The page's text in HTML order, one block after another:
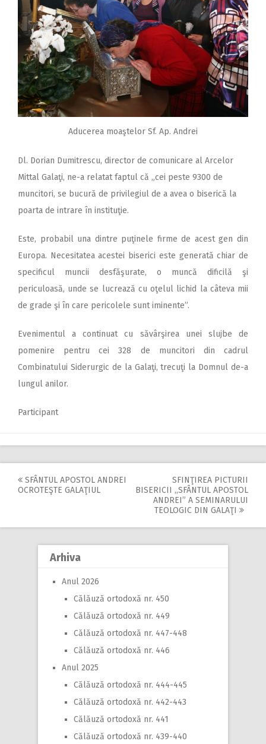
Aducerea moaştelor Sf. Ap. Andrei
Dl. Dorian Dumitrescu, director de comunicare al Arcelor
Mittal Galaţi, ne-a relatat faptul că „cei peste 9300 de
muncitori, se bucură de privilegiul de a avea o biserică la
poarta de intrare în instituţie.
Este, probabil una dintre puţinele firme de acest gen din
Europa. Necesitatea acestei biserici este generată chiar de
specificul muncii desfăşurate, o muncă dificilă şi
periculoasă, unde se lucrează cu oţelul lichid la câteva mii
de grade şi în care pericolele sunt iminente”.
Evenimentul a continuat cu săvârşirea unei slujbe de
pomenire pentru cei 328 de muncitori din cadrul
Combinatului Siderurgic de la Galaţi, trecuţi la Domnul de-a
lungul anilor.
Participant
Post
SFÂNTUL APOSTOL ANDREI
OCROTEŞTE GALAŢIUL
SFINŢIREA PICTURII
BISERICII ,,SFÂNTUL APOSTOL
ANDREI” A SEMINARULUI
TEOLOGIC DIN GALAŢI
Arhiva
Anul 2026
Călăuză ortodoxă nr. 450
Călăuză ortodoxă nr. 449
Călăuză ortodoxă nr. 447-448
Călăuză ortodoxă nr. 446
Anul 2025
Călăuză ortodoxă nr. 444-445
Călăuză ortodoxă nr. 442-443
Călăuză ortodoxă nr. 441
Călăuză ortodoxă nr. 439-440